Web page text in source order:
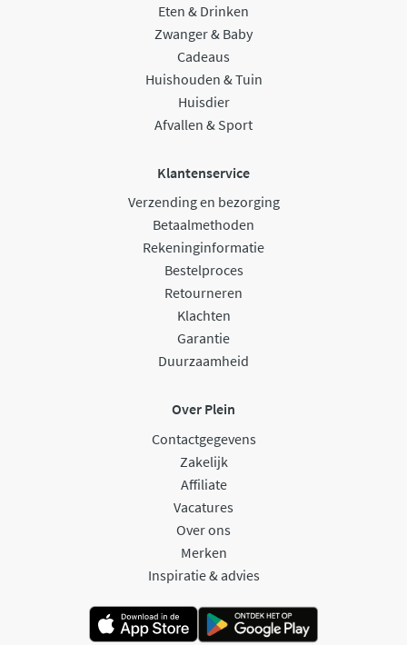
Eten & Drinken
Zwanger & Baby
Cadeaus
Huishouden & Tuin
Huisdier
Afvallen & Sport
Klantenservice
Verzending en bezorging
Betaalmethoden
Rekeninginformatie
Bestelproces
Retourneren
Klachten
Garantie
Duurzaamheid
Over Plein
Contactgegevens
Zakelijk
Affiliate
Vacatures
Over ons
Merken
Inspiratie & advies